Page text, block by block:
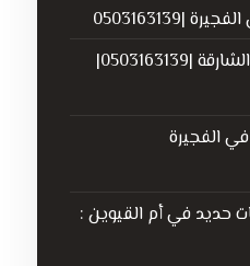
تركيب قرميد حديد في الشارقة |0503163139|
الفجيرة
حديد في أم القيوين :